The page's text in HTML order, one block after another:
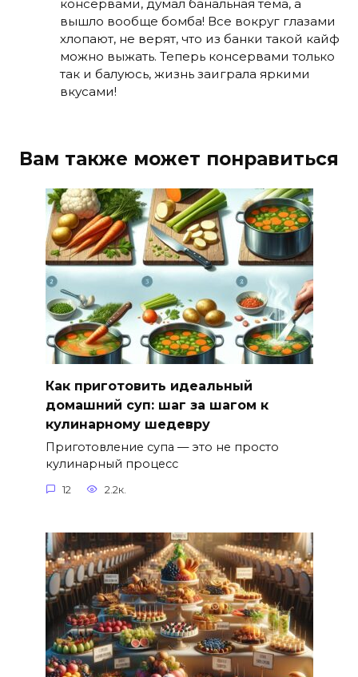
консервами, думал банальная тема, а
вышло вообще бомба! Все вокруг глазами
хлопают, не верят, что из банки такой кайф
можно выжать. Теперь консервами только
так и балуюсь, жизнь заиграла яркими
вкусами!
Вам также может понравиться
Как приготовить идеальный
домашний суп: шаг за шагом к
кулинарному шедевру
Приготовление супа — это не просто
кулинарный процесс
12 2.2к.